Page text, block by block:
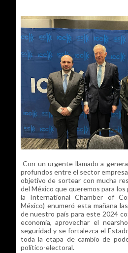
Con un urgente llamado a
profundos entre el sector
objetivo de sortear con mucha
del México que queremos para los
la International Chamber of
México) enumeró esta mañana
de nuestro país para este 2024
economía, aprovechar el
seguridad y se fortalezca el
toda la etapa de cambio de
político-electoral.